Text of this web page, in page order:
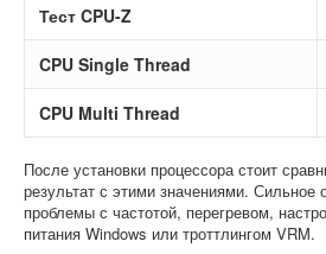
Тест CPU-Z
CPU Single Thread
CPU Multi Thread
После установки процессора стоит
результат с этими значениями. Сильное
проблемы с частотой, перегревом,
питания Windows или троттлингом VRM.